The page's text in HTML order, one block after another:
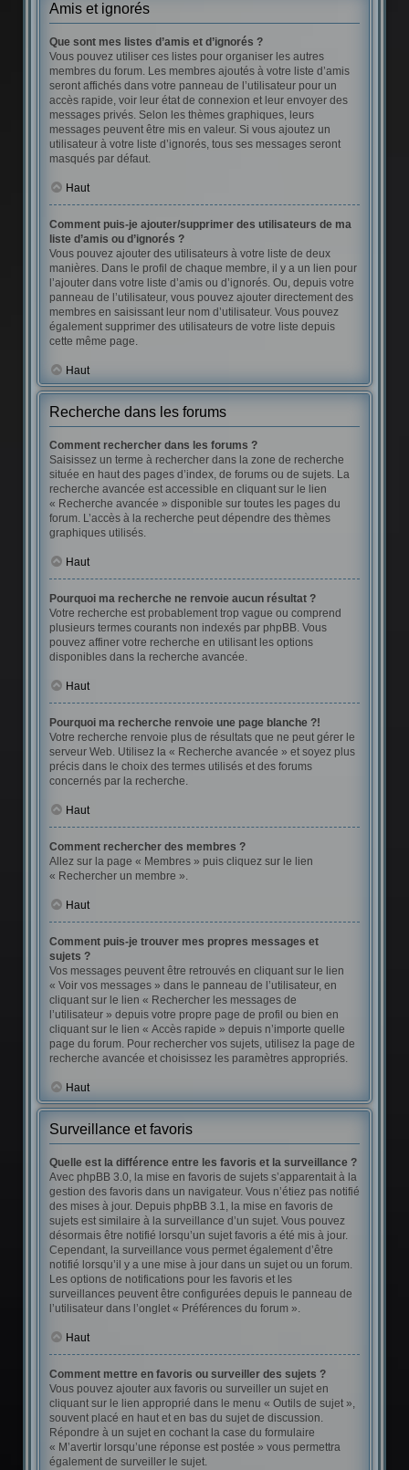
Amis et ignorés
Que sont mes listes d’amis et d’ignorés ?
Vous pouvez utiliser ces listes pour organiser les autres
membres du forum. Les membres ajoutés à votre liste d’amis
seront affichés dans votre panneau de l’utilisateur pour un
accès rapide, voir leur état de connexion et leur envoyer des
messages privés. Selon les thèmes graphiques, leurs
messages peuvent être mis en valeur. Si vous ajoutez un
utilisateur à votre liste d’ignorés, tous ses messages seront
masqués par défaut.
Haut
Comment puis-je ajouter/supprimer des utilisateurs de ma
liste d’amis ou d’ignorés ?
Vous pouvez ajouter des utilisateurs à votre liste de deux
manières. Dans le profil de chaque membre, il y a un lien pour
l’ajouter dans votre liste d’amis ou d’ignorés. Ou, depuis votre
panneau de l’utilisateur, vous pouvez ajouter directement des
membres en saisissant leur nom d’utilisateur. Vous pouvez
également supprimer des utilisateurs de votre liste depuis
cette même page.
Haut
Recherche dans les forums
Comment rechercher dans les forums ?
Saisissez un terme à rechercher dans la zone de recherche
située en haut des pages d’index, de forums ou de sujets. La
recherche avancée est accessible en cliquant sur le lien
« Recherche avancée » disponible sur toutes les pages du
forum. L’accès à la recherche peut dépendre des thèmes
graphiques utilisés.
Haut
Pourquoi ma recherche ne renvoie aucun résultat ?
Votre recherche est probablement trop vague ou comprend
plusieurs termes courants non indexés par phpBB. Vous
pouvez affiner votre recherche en utilisant les options
disponibles dans la recherche avancée.
Haut
Pourquoi ma recherche renvoie une page blanche ?!
Votre recherche renvoie plus de résultats que ne peut gérer le
serveur Web. Utilisez la « Recherche avancée » et soyez plus
précis dans le choix des termes utilisés et des forums
concernés par la recherche.
Haut
Comment rechercher des membres ?
Allez sur la page « Membres » puis cliquez sur le lien
« Rechercher un membre ».
Haut
Comment puis-je trouver mes propres messages et
sujets ?
Vos messages peuvent être retrouvés en cliquant sur le lien
« Voir vos messages » dans le panneau de l’utilisateur, en
cliquant sur le lien « Rechercher les messages de
l’utilisateur » depuis votre propre page de profil ou bien en
cliquant sur le lien « Accès rapide » depuis n’importe quelle
page du forum. Pour rechercher vos sujets, utilisez la page de
recherche avancée et choisissez les paramètres appropriés.
Haut
Surveillance et favoris
Quelle est la différence entre les favoris et la surveillance ?
Avec phpBB 3.0, la mise en favoris de sujets s’apparentait à la
gestion des favoris dans un navigateur. Vous n’étiez pas notifié
des mises à jour. Depuis phpBB 3.1, la mise en favoris de
sujets est similaire à la surveillance d’un sujet. Vous pouvez
désormais être notifié lorsqu’un sujet favoris a été mis à jour.
Cependant, la surveillance vous permet également d’être
notifié lorsqu’il y a une mise à jour dans un sujet ou un forum.
Les options de notifications pour les favoris et les
surveillances peuvent être configurées depuis le panneau de
l’utilisateur dans l’onglet « Préférences du forum ».
Haut
Comment mettre en favoris ou surveiller des sujets ?
Vous pouvez ajouter aux favoris ou surveiller un sujet en
cliquant sur le lien approprié dans le menu « Outils de sujet »,
souvent placé en haut et en bas du sujet de discussion.
Répondre à un sujet en cochant la case du formulaire
« M’avertir lorsqu’une réponse est postée » vous permettra
également de surveiller le sujet.